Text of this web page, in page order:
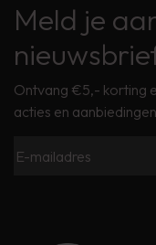
Meld je
Ontvang €5,- korting
acties en